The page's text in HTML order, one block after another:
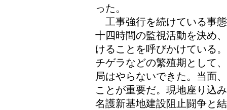
った。
工事強行を続けている事
十四時間の監視活動を決め
けることを呼びかけている
チゲラなどの繁殖期として
局はやらないできた。当面
ことが重要だ。現地座り込
名護新基地建設阻止闘争と